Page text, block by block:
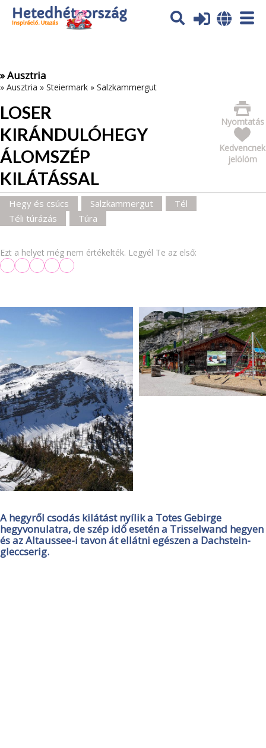
Az oldal sütiket (cookies) használ. További tájékoztatás itt:
Adatvédelmi tájékoztató
» Ausztria
» Ausztria » Steiermark » Salzkammergut
LOSER
KIRÁNDULÓHEGY
ÁLOMSZÉP
KILÁTÁSSAL
Nyomtatás
Kedvencnek
jelölöm
Hegy és csúcs Salzkammergut
Tél
Téli túrázás
Túra
Ezt a helyet még nem értékelték. Legyél Te az első:
A hegyről csodás kilátást nyílik a Totes Gebirge
hegyvonulatra, de szép idő esetén a Trisselwand hegyen
és az Altaussee-i tavon át ellátni egészen a Dachstein-
gleccserig.